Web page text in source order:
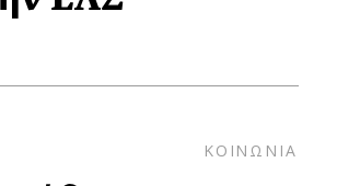
ΚΟΙΝΩΝΙΑ